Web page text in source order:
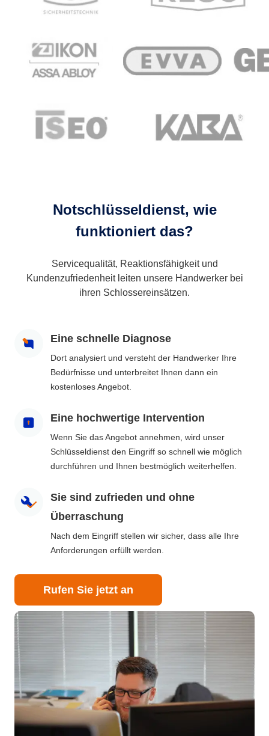
Notschlüsseldienst, wie
funktioniert das?
Servicequalität, Reaktionsfähigkeit und
Kundenzufriedenheit leiten unsere Handwerker bei
ihren Schlossereinsätzen.
Eine schnelle Diagnose
Dort analysiert und versteht der Handwerker Ihre
Bedürfnisse und unterbreitet Ihnen dann ein
kostenloses Angebot.
Eine hochwertige Intervention
Wenn Sie das Angebot annehmen, wird unser
Schlüsseldienst den Eingriff so schnell wie möglich
durchführen und Ihnen bestmöglich weiterhelfen.
Sie sind zufrieden und ohne
Überraschung
Nach dem Eingriff stellen wir sicher, dass alle Ihre
Anforderungen erfüllt werden.
Rufen Sie jetzt an